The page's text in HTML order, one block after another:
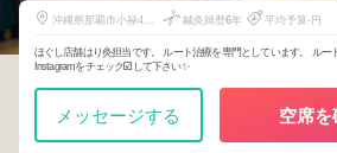
沖縄県那覇市小禄421-
鍼灸師歴6年 平均予算-円
ほぐし店舗はり灸担当です。 ルート治療を専門としています。 ルー
Instagramをチェック☑️して下さい✨
メッセージする 空席を